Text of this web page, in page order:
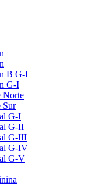
B G-I
G-I
Norte
Sur
G-I
G-II
G-III
G-IV
G-V